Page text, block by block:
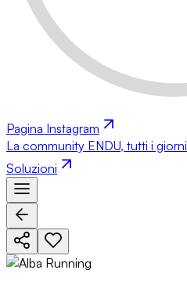
Pagina Instagram
La community ENDU, tutti i giorni
Soluzioni